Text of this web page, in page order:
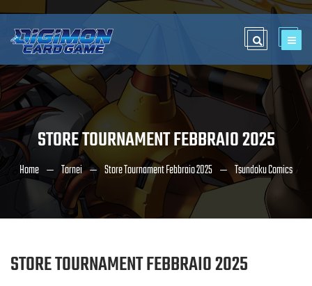
STORE TOURNAMENT FEBBRAIO 2025
Home Tornei Store Tournament Febbraio 2025 Tsundoku Comics
STORE TOURNAMENT FEBBRAIO 2025